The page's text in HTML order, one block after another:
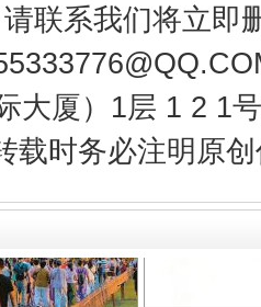
联系我们将立即
大厦）1层 1 2 1
载时务必注明原
息 一